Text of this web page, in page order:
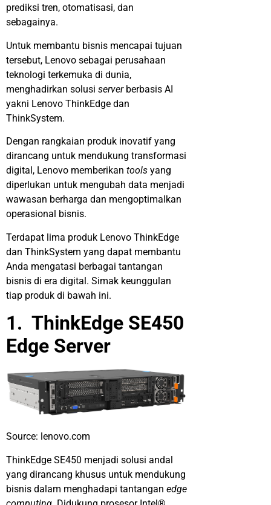
prediksi tren, otomatisasi, dan
sebagainya.
Untuk membantu bisnis mencapai tujuan
tersebut, Lenovo sebagai perusahaan
teknologi terkemuka di dunia,
menghadirkan solusi server berbasis AI
yakni Lenovo ThinkEdge dan
ThinkSystem.
Dengan rangkaian produk inovatif yang
dirancang untuk mendukung transformasi
digital, Lenovo memberikan tools yang
diperlukan untuk mengubah data menjadi
wawasan berharga dan mengoptimalkan
operasional bisnis.
Terdapat lima produk Lenovo ThinkEdge
dan ThinkSystem yang dapat membantu
Anda mengatasi berbagai tantangan
bisnis di era digital. Simak keunggulan
tiap produk di bawah ini.
1. ThinkEdge SE450
Edge Server
Source: lenovo.com
ThinkEdge SE450 menjadi solusi andal
yang dirancang khusus untuk mendukung
bisnis dalam menghadapi tantangan edge